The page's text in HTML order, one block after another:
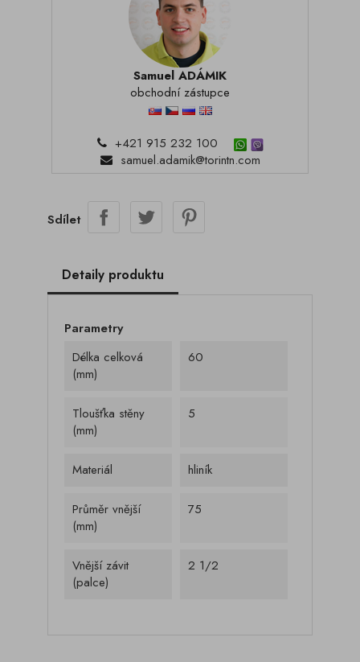
Samuel ADÁMIK
obchodní zástupce
+421 915 232 100
samuel.adamik@torintn.com
Sdílet
Detaily produktu
Parametry
Délka celková
(mm)
60
Tloušťka stěny
(mm)
5
Materiál hliník
Průměr vnější
(mm)
75
Vnější závit
(palce)
2 1/2